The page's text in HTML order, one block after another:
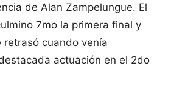
de Alan Zampelungue. El
7mo la primera final y
retrasó cuando venía
actuación en el 2do